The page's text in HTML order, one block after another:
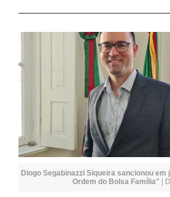
Diogo Segabinazzi Siqueira sancionou em
Ordem do Bolsa Família" |